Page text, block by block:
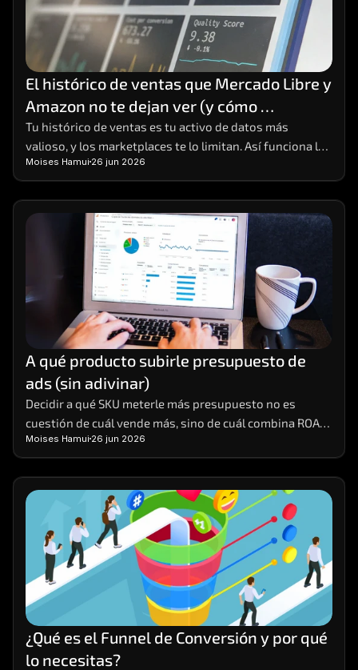
MHA Academy
Contáctanos
Join
Events
Experts
El histórico de ventas que Mercado Libre y
Amazon no te dejan ver (y cómo
conservarlo)
Tu histórico de ventas es tu activo de datos más
valioso, y los marketplaces te lo limitan. Así funciona la
limitación y cómo conservar tu data completa.
Moises Hamui 26 jun 2026
A qué producto subirle presupuesto de
ads (sin adivinar)
Decidir a qué SKU meterle más presupuesto no es
cuestión de cuál vende más, sino de cuál combina ROAS
real, margen y stock para escalar sin tronar.
Moises Hamui 26 jun 2026
¿Qué es el Funnel de Conversión y por qué
lo necesitas?